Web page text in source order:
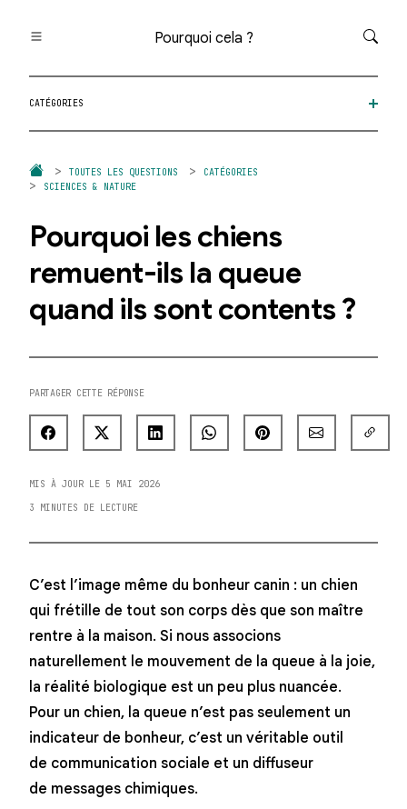
Pourquoi cela ?
Toutes les questions
Catégories
Question au hasard
CATÉGORIES
TOUTES LES QUESTIONS
CATÉGORIES
SCIENCES & NATURE
Pourquoi les chiens
remuent-ils la queue
quand ils sont contents ?
PARTAGER CETTE RÉPONSE
MIS À JOUR LE 5 MAI 2026
3 MINUTES DE LECTURE
C’est l’image même du bonheur canin : un chien
qui frétille de tout son corps dès que son maître
rentre à la maison. Si nous associons
naturellement le mouvement de la queue à la joie,
la réalité biologique est un peu plus nuancée.
Pour un chien, la queue n’est pas seulement un
indicateur de bonheur, c’est un véritable outil
de communication sociale et un diffuseur
de messages chimiques.